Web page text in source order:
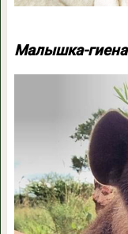
Малышка-гиена